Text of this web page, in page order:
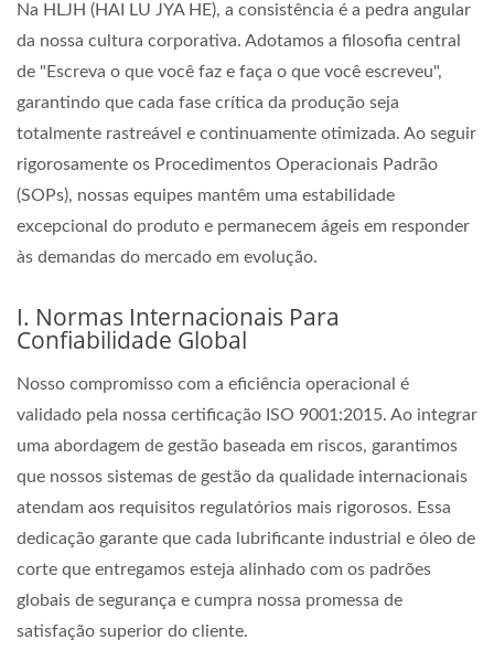
Na HLJH (HAI LU JYA HE), a consistência é a pedra angular
da nossa cultura corporativa. Adotamos a filosofia central
de "Escreva o que você faz e faça o que você escreveu",
garantindo que cada fase crítica da produção seja
totalmente rastreável e continuamente otimizada. Ao seguir
rigorosamente os Procedimentos Operacionais Padrão
(SOPs), nossas equipes mantêm uma estabilidade
excepcional do produto e permanecem ágeis em responder
às demandas do mercado em evolução.
I. Normas Internacionais Para
Confiabilidade Global
Nosso compromisso com a eficiência operacional é
validado pela nossa certificação ISO 9001:2015. Ao integrar
uma abordagem de gestão baseada em riscos, garantimos
que nossos sistemas de gestão da qualidade internacionais
atendam aos requisitos regulatórios mais rigorosos. Essa
dedicação garante que cada lubrificante industrial e óleo de
corte que entregamos esteja alinhado com os padrões
globais de segurança e cumpra nossa promessa de
satisfação superior do cliente.